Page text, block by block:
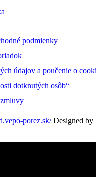
podmienky
údajov a poučenie o
dotknutých osôb“
porez.sk/ Designed by